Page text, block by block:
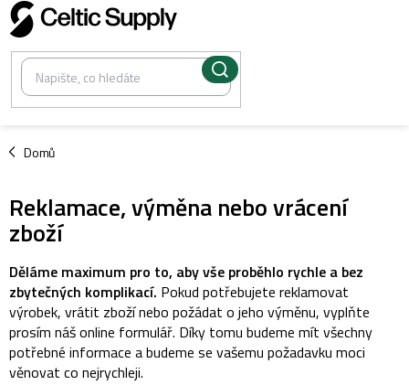
Přejít
na
obsah
Domů
/
Reklamace, výměna nebo vrácení
zboží
Děláme maximum pro to, aby vše proběhlo rychle a bez
zbytečných komplikací. Pokud potřebujete reklamovat
výrobek, vrátit zboží nebo požádat o jeho výměnu, vyplňte
prosím náš online formulář. Díky tomu budeme mít všechny
potřebné informace a budeme se vašemu požadavku moci
věnovat co nejrychleji.